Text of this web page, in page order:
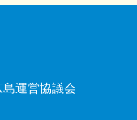
運営協議会